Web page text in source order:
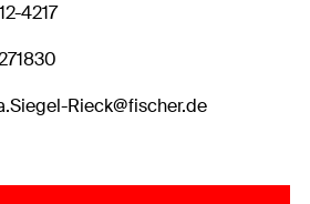
4217
Rieck@fischer.de